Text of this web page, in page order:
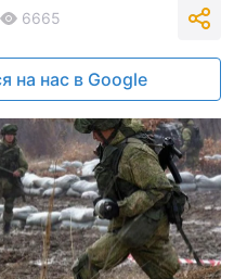
6665
на нас в Google